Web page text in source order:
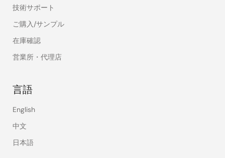
技術サポート
ご購入/サンプル
在庫確認
営業所・代理店
言語
English
中文
日本語